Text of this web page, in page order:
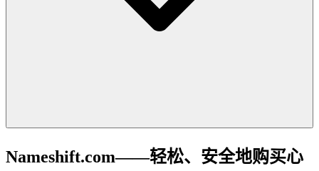
Nameshift.com——轻松、安全地购买心